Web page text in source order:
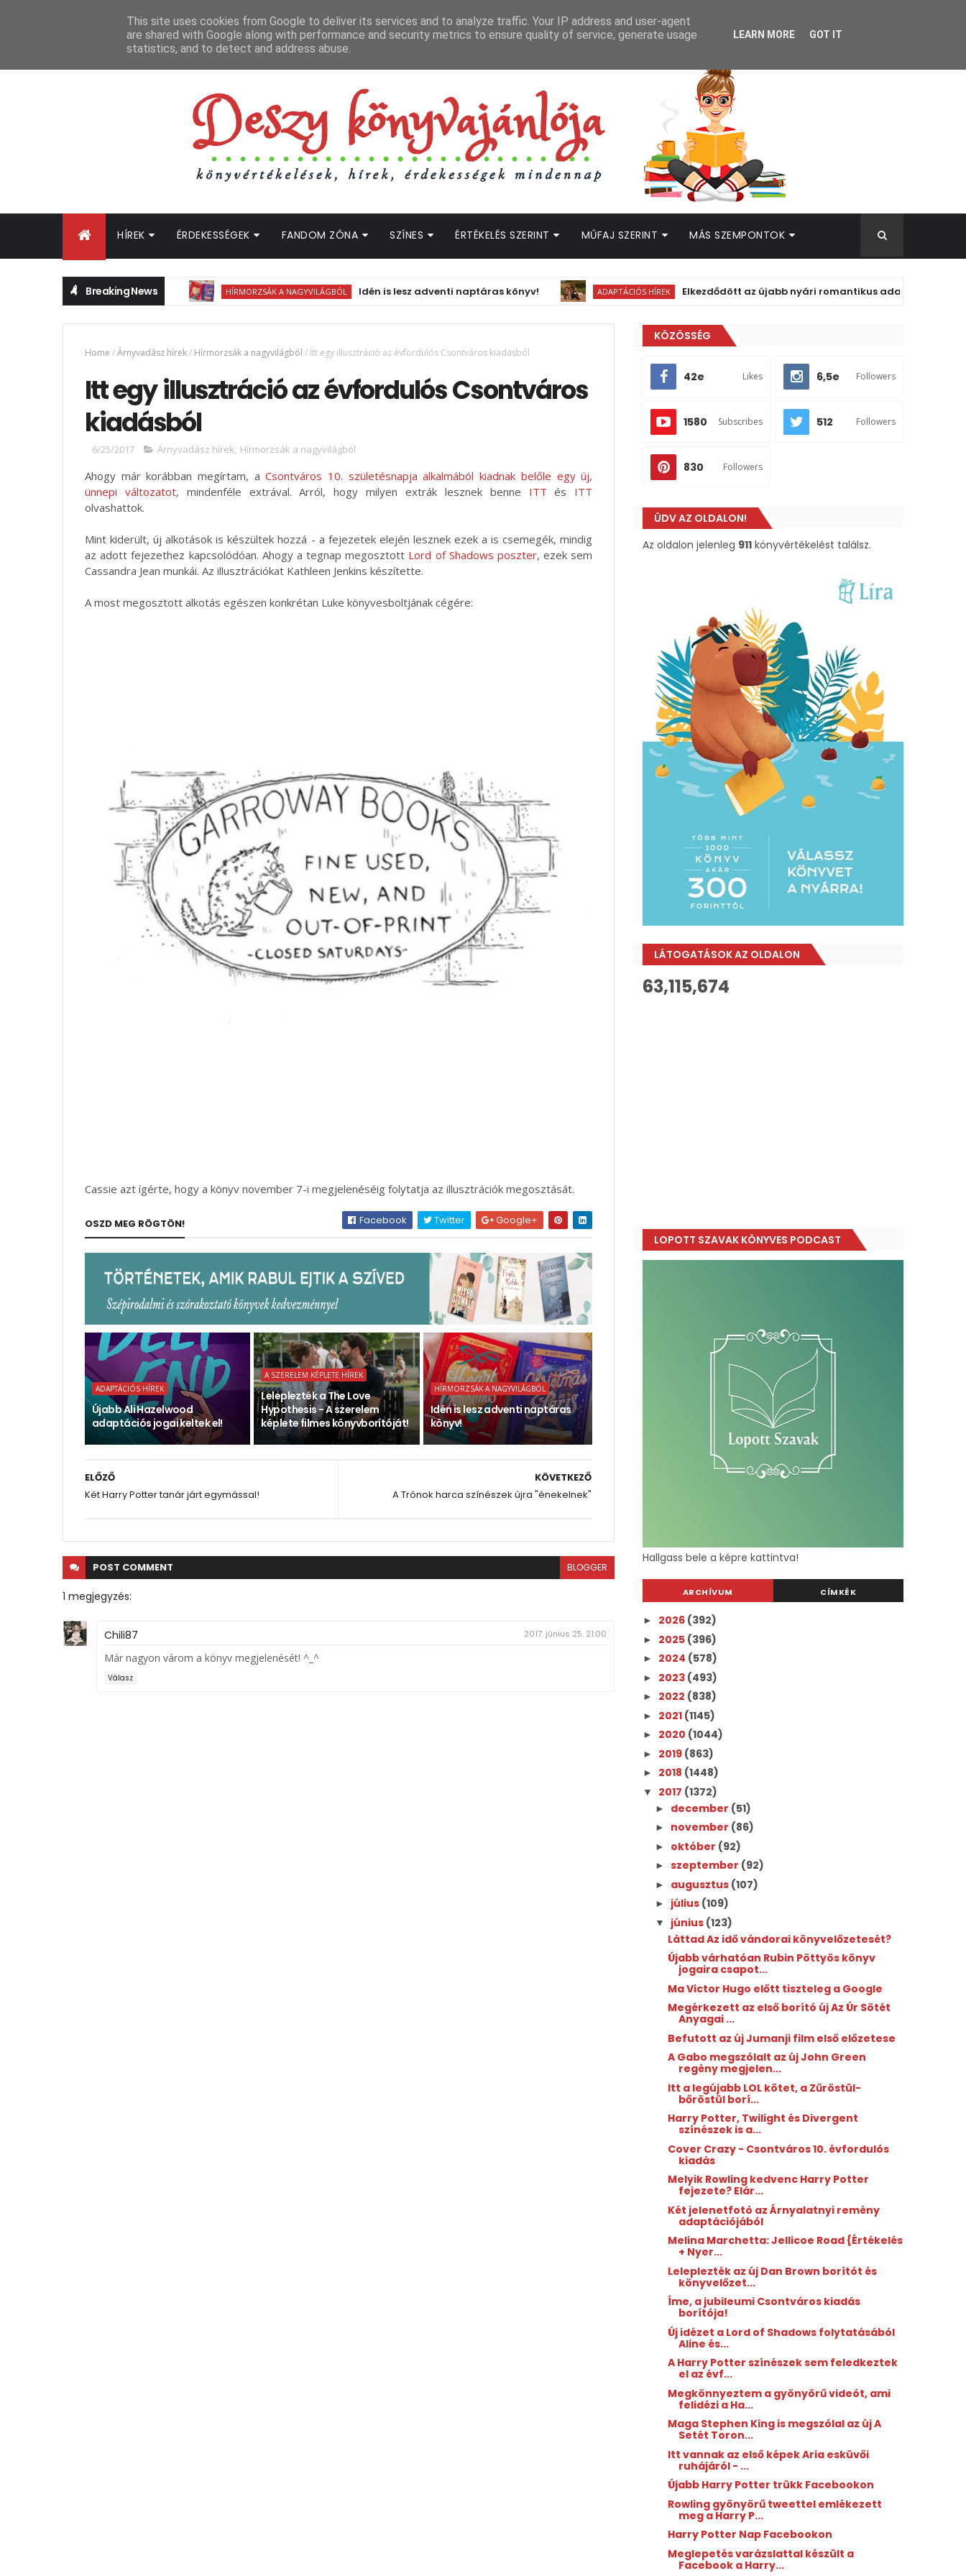
HÍREK ÉRDEKESSÉGEK FANDOM ZÓNA SZÍNES ÉRTÉKELÉS SZERINT MŰFAJ SZERINT MÁS SZEMPONTOK
Breaking News HÍRMORZSÁK A NAGYVILÁGBÓL Idén is lesz adventi naptáras könyv! ADAPTÁCIÓS HÍREK Elkezdődött az újabb nyári romantikus adaptáció forgatása!
Home /Árnyvadász hírek/ Hírmorzsák a nagyvilágból / Itt egy illusztráció az évfordulós Csontváros kiadásból
Itt egy illusztráció az évfordulós Csontváros
kiadásból
6/25/2017 Árnyvadász hírek, Hírmorzsák a nagyvilágból
Ahogy már korábban megírtam, aCsontváros 10. születésnapja alkalmából kiadnak belőle egy új,
ünnepi változatot, mindenféle extrával. Arról, hogy milyen extrák lesznek benne ITT és ITT
olvashattok.
Mint kiderült, új alkotások is készültek hozzá - a fejezetek elején lesznek ezek a is csemegék, mindig
az adott fejezethez kapcsolódóan. Ahogy a tegnap megosztott Lord of Shadows poszter, ezek sem
Cassandra Jean munkái. Az illusztrációkat Kathleen Jenkins készítette.
A most megosztott alkotás egészen konkrétan Luke könyvesboltjának cégére:
Cassie azt ígérte, hogy a könyv november 7-i megjelenéséig folytatja az illusztrációk megosztását.
OSZD MEG RÖGTÖN! Facebook Twitter Google+
ADAPTÁCIÓS HÍREK
Újabb Ali Hazelwood
adaptációs jogai keltek el!
A SZERELEM KÉPLETE HÍREK
Leleplezték a The Love
Hypothesis - A szerelem
képlete filmes könyvborítóját!
HÍRMORZSÁK A NAGYVILÁGBÓL
Idén is lesz adventi naptáras
könyv!
KÖVETKEZŐ
A Trónok harca színészek újra "énekelnek"
ELŐZŐ
Két Harry Potter tanár járt egymással!
POST COMMENT BLOGGER
1 megjegyzés:
Chili87 2017. június 25. 21:00
Már nagyon várom a könyv megjelenését! ^_^
Válasz
KÖZÖSSÉG
42e Likes 6,5e Followers
1580 Subscribes 512 Followers
830 Followers
ÜDV AZ OLDALON!
Az oldalon jelenleg 911 könyvértékelést találsz.
LÁTOGATÁSOK AZ OLDALON
63,115,674
LOPOTT SZAVAK KÖNYVES PODCAST
Hallgass bele a képre kattintva!
ARCHÍVUM CÍMKÉK
► 2026 (392)
► 2025 (396)
► 2024 (578)
► 2023 (493)
► 2022 (838)
► 2021 (1145)
► 2020 (1044)
► 2019 (863)
► 2018 (1448)
▼ 2017 (1372)
► december (51)
► november (86)
► október (92)
►szeptember (92)
► augusztus (107)
► július (109)
▼ június (123)
Láttad Az idő vándorai könyvelőzetesét?
Újabb várhatóan Rubin Pöttyös könyv
jogaira csapot...
Ma Victor Hugo előtt tiszteleg a Google
Megérkezett az első borító új Az Úr Sötét
Anyagai ...
Befutott az új Jumanji film első előzetese
A Gabo megszólalt az új John Green
regény megjelen...
Itt a legújabb LOL kötet, a Zűröstül-
bőröstül borí...
Harry Potter, Twilight és Divergent
színészek is a...
Cover Crazy - Csontváros 10. évfordulós
kiadás
Melyik Rowling kedvenc Harry Potter
fejezete? Elár...
Két jelenetfotó az Árnyalatnyi remény
adaptációjából
Melina Marchetta: Jellicoe ​Road {Értékelés
+ Nyer...
Leleplezték az új Dan Brown borítót és
könyvelőzet...
Íme, a jubileumi Csontváros kiadás
borítója!
Új idézet a Lord of Shadows folytatásából
Aline és...
A Harry Potter színészek sem feledkeztek
el az évf...
Megkönnyeztem a gyönyörű videót, ami
felidézi a Ha...
Maga Stephen King is megszólal az új A
Setét Toron...
Itt vannak az első képek Aria esküvői
ruhájáról - ...
Újabb Harry Potter trükk Facebookon
Rowling gyönyörű tweettel emlékezett
meg a Harry P...
Harry Potter Nap Facebookon
Meglepetés varázslattal készült a
Facebook a Harry...
This site uses cookies from Google to deliver its services and to analyze traffic. Your IP address and user-agent
are shared with Google along with performance and security metrics to ensure quality of service, generate usage
statistics, and to detect and address abuse.
LEARN MORE GOT IT